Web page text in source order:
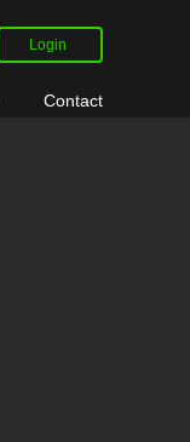
Login
Contact